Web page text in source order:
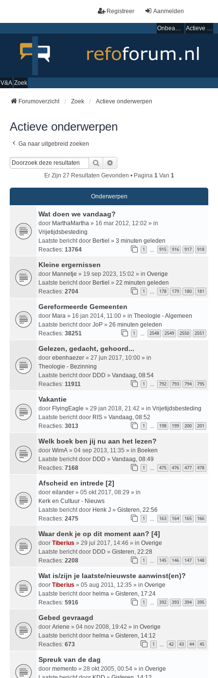
Aanmelden
Registreer
Onbeantwoorde onderwerpen Actieve onderwerpen
V&A Zoek
Forumoverzicht Zoek Actieve onderwerpen
Actieve onderwerpen
Ga naar uitgebreid zoeken
Zoek
Er Zijn 27 Resultaten Gevonden • Pagina 1 Van 1
Onderwerpen
Wat doen we vandaag?
door MarthaMartha » 16 mar 2012, 12:02 » in
Vrijetijdsbesteding
Laatste bericht door Bertiel » 3 minuten geleden
Reacties: 13764 1 … 915 916 917 918
Kleine ergernissen
door Mannetje » 19 sep 2023, 15:02 » in Overige
Laatste bericht door Bertiel » 22 minuten geleden
Reacties: 2704 1 … 178 179 180 181
Gereformeerde Gemeenten
door Mara » 16 jan 2014, 11:00 » in Theologie - Algemeen
Laatste bericht door JoP » 26 minuten geleden
Reacties: 38251 1 … 2548 2549 2550 2551
Gelezen, gedacht, gehoord...
door ebenhaezer » 27 jun 2017, 10:00 » in
Theologie - Bezinning
Laatste bericht door DDD » Vandaag, 08:54
Reacties: 11911 1 … 792 793 794 795
Vakantie
door FlyingEagle » 29 jan 2018, 21:42 » in Vrijetijdsbesteding
Laatste bericht door RIS » Vandaag, 08:52
Reacties: 3013 1 … 198 199 200 201
Welk boek ben jij nu aan het lezen?
door WimA » 04 sep 2013, 11:35 » in Boeken
Laatste bericht door DDD » Vandaag, 08:49
Reacties: 7168 1 … 475 476 477 478
Afscheid en intrede [2]
door eilander » 05 okt 2017, 08:29 » in
Kerk en Cultuur - Nieuws
Laatste bericht door Henk J » Gisteren, 22:56
Reacties: 2475 1 … 163 164 165 166
Waar denk je op dit moment aan? [4]
door Tiberius » 29 jul 2017, 14:46 » in Overige
Laatste bericht door DDD » Gisteren, 22:28
Reacties: 2208 1 … 145 146 147 148
Wat is/zijn je laatste/nieuwste aanwinst(en)?
door Tiberius » 05 aug 2011, 12:35 » in Overige
Laatste bericht door helma » Gisteren, 17:24
Reacties: 5916 1 … 392 393 394 395
Gebed gevraagd
door Ariene » 04 nov 2008, 19:42 » in Overige
Laatste bericht door helma » Gisteren, 14:12
Reacties: 673 1 … 42 43 44 45
Spreuk van de dag
door memento » 28 okt 2005, 00:54 » in Overige